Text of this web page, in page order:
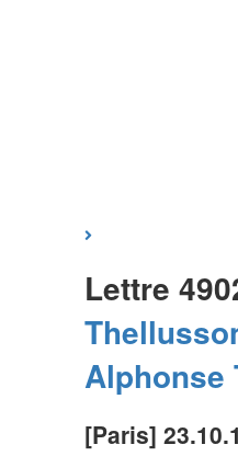
Lettre
Alphonse
[Paris]